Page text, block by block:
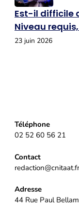
Est-il difficile
Niveau
23 juin 2026
Téléphone
02 52 60 56 21
Contact
redaction@cnitaat.fr
Adresse
44 Rue Paul